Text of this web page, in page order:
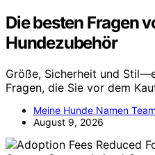
Die besten Fragen
Hundezubehör
Größe, Sicherheit und
Fragen, die Sie vor dem
Meine Hunde Namen Team
August 9, 2026